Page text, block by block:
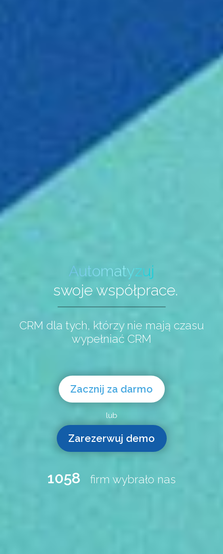
Organizuj
Automatyzuj
Organizuj
swoje współprace.
CRM dla tych, którzy nie mają czasu
wypełniać CRM
Zacznij za darmo
lub
Zarezerwuj demo
1058 firm wybrało nas